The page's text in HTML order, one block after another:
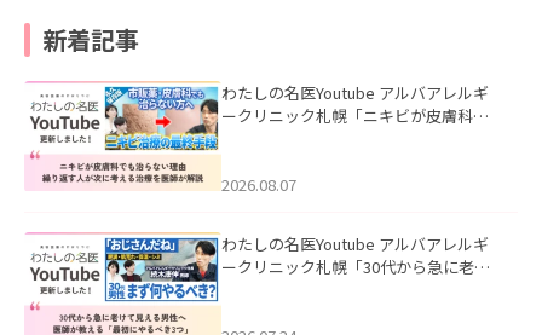
新着記事
わたしの名医Youtube アルバアレルギ
ークリニック札幌「ニキビが皮膚科で
ました。
2026.08.07
わたしの名医Youtube アルバアレルギ
ークリニック札幌「30代から急に老け